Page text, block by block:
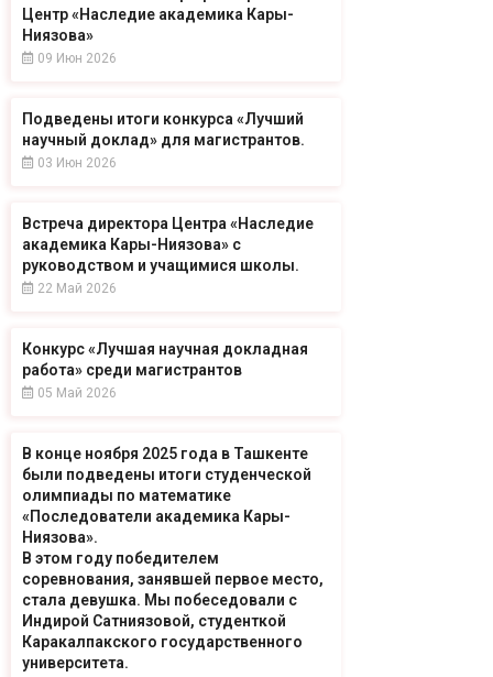
Центр «Наследие академика Кары-
Ниязова»
09 Июн 2026
Подведены итоги конкурса «Лучший
научный доклад» для магистрантов.
03 Июн 2026
Встреча директора Центра «Наследие
академика Кары-Ниязова» с
руководством и учащимися школы.
22 Май 2026
Конкурс «Лучшая научная докладная
работа» среди магистрантов
05 Май 2026
В конце ноября 2025 года в Ташкенте
были подведены итоги студенческой
олимпиады по математике
«Последователи академика Кары-
Ниязова».
В этом году победителем
соревнования, занявшей первое место,
стала девушка. Мы побеседовали с
Индирой Сатниязовой, студенткой
Каракалпакского государственного
университета.